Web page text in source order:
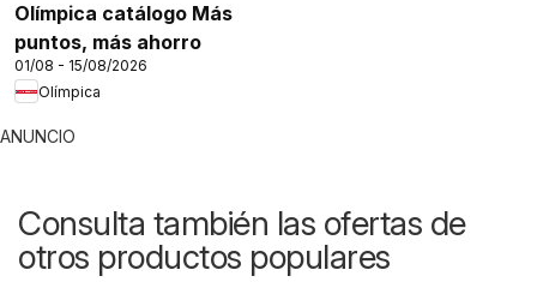
Olímpica catálogo Más
puntos, más ahorro
01/08 - 15/08/2026
Olímpica
ANUNCIO
Consulta también las ofertas de
otros productos populares